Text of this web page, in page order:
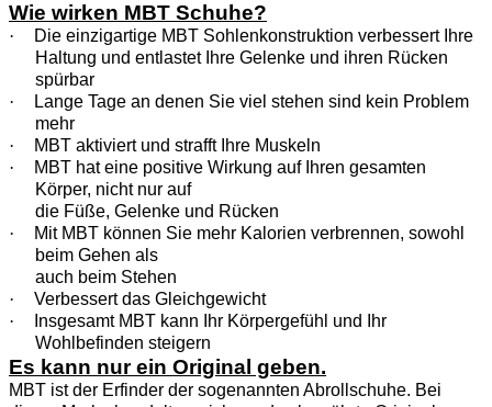
Wie wirken MBT Schuhe?
·
Die einzigartige MBT Sohlenkonstruktion verbessert Ihre
Haltung und entlastet Ihre Gelenke und ihren Rücken
spürbar
·
Lange Tage an denen Sie viel stehen sind kein Problem
mehr
·
MBT aktiviert und strafft Ihre Muskeln
·
MBT hat eine positive Wirkung auf Ihren gesamten
Körper, nicht nur auf
die Füße, Gelenke und Rücken
·
Mit MBT können Sie mehr Kalorien verbrennen, sowohl
beim Gehen als
auch beim Stehen
·
Verbessert das Gleichgewicht
·
Insgesamt MBT kann Ihr Körpergefühl und Ihr
Wohlbefinden steigern
Es kann nur ein Original geben.
MBT ist der Erfinder der sogenannten Abrollschuhe. Bei